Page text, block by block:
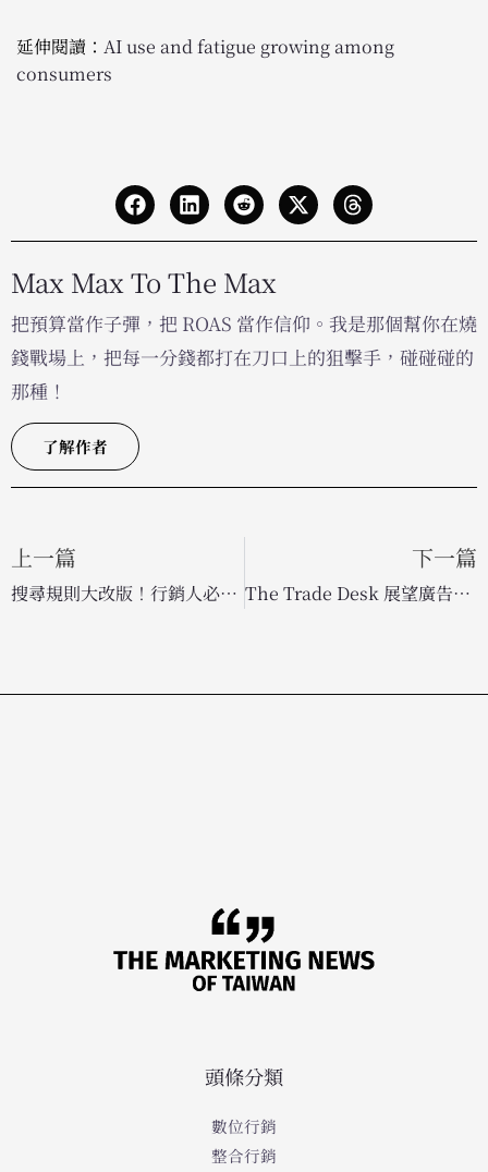
延伸閱讀： AI use and fatigue growing among
consumers
Max Max To The Max
把預算當作子彈，把 ROAS 當作信仰。我是那個幫你在燒
錢戰場上，把每一分錢都打在刀口上的狙擊手，碰碰碰的
那種！
了解作者
上一篇
搜尋規則大改版！行銷人必備的 6 個生成式引擎優化 (GEO) 關鍵優勢
下一篇
The Trade Desk 展望廣告新藍海：AI 聊天機器人與擺脫「圍牆花園」的行銷佈局
頭條分類
數位行銷
整合行銷